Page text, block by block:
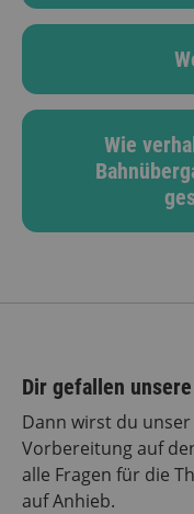
Wie
Dir gefallen
Dann wirst du
Vorbereitung auf
alle Fragen für die
auf Anhieb.